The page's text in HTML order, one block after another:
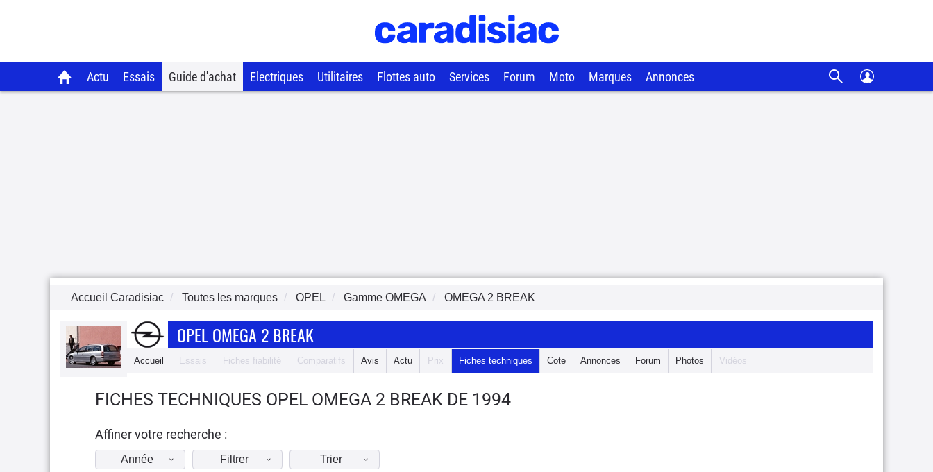
Actu Essais Guide d'achat Electriques Utilitaires Flottes auto Services Forum Moto Marques Annonces
Accueil Caradisiac Toutes les marques OPEL Gamme OMEGA OMEGA 2 BREAK
OPEL OMEGA 2 BREAK
Accueil Essais Fiches fiabilité Comparatifs Avis Actu Prix Fiches techniques Cote Annonces Forum Photos Vidéos
FICHES TECHNIQUES OPEL OMEGA 2 BREAK DE 1994
Affiner votre recherche :
Année Filtrer Trier